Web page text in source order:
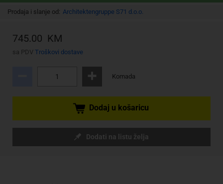
Prodaja i slanje od: Architektengruppe S71 d.o.o.
745.00 KM
sa PDV Troškovi dostave
Komada
Dodaj u košaricu
Dodati na listu želja